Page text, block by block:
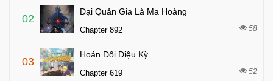
02
Đại Quản Gia Là Ma Hoàng
Chapter 892 58
03
Hoán Đổi Diệu Kỳ
Chapter 619 52